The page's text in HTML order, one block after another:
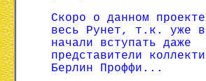
Скоро о данном
весь Рунет, т.к. уже в
начали вступать даже
представители
Берлин Проффи...